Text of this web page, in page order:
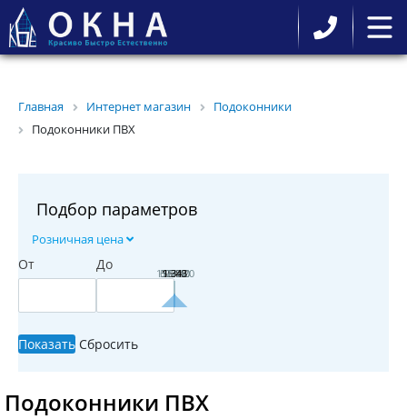
Главная Интернет магазин
Подоконники
Подоконники ПВХ
Подбор параметров
Розничная цена
От До
55.80
377.60
699.40
1 021.20
1 343
Подоконники ПВХ